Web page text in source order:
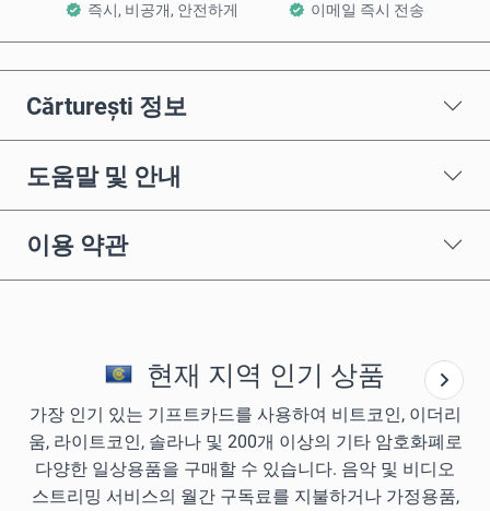
즉시, 비공개, 안전하게 이메일 즉시 전송
Cărturești 정보
도움말 및 안내
이용 약관
현재 지역 인기 상품
가장 인기 있는 기프트카드를 사용하여 비트코인, 이더리
움, 라이트코인, 솔라나 및 200개 이상의 기타 암호화폐로
다양한 일상용품을 구매할 수 있습니다. 음악 및 비디오
스트리밍 서비스의 월간 구독료를 지불하거나 가정용품,